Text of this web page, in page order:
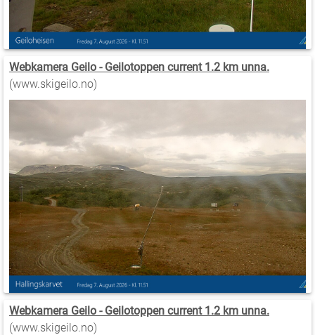
Webkamera Geilo - Geilotoppen current 1.2 km unna.
(www.skigeilo.no)
Webkamera Geilo - Geilotoppen current 1.2 km unna.
(www.skigeilo.no)